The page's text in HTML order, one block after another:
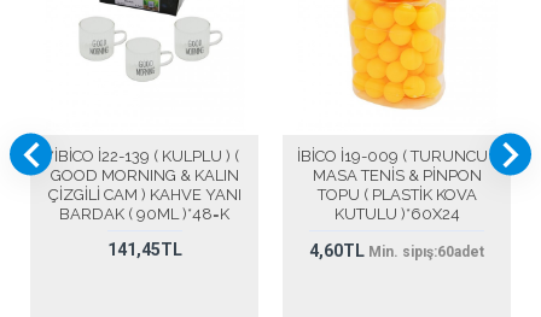
*İBİCO İ22-139 ( KULPLU ) (
GOOD MORNING & KALIN
ÇİZGİLİ CAM ) KAHVE YANI
BARDAK ( 90ML )*48=K
141,45TL
İBİCO İ19-009 ( TURUNCU )
MASA TENİS & PİNPON
TOPU ( PLASTİK KOVA
KUTULU )*60X24
4,60TL Min. sipış:60adet